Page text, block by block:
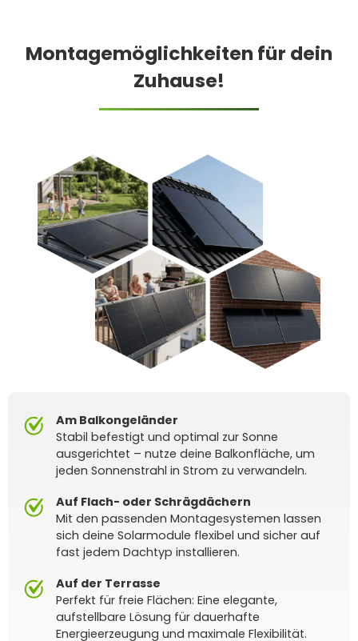
Montagemöglichkeiten für dein
Zuhause!
Am Balkongeländer
Stabil befestigt und optimal zur Sonne
ausgerichtet – nutze deine Balkonfläche, um
jeden Sonnenstrahl in Strom zu verwandeln.
Auf Flach- oder Schrägdächern
Mit den passenden Montagesystemen lassen
sich deine Solarmodule flexibel und sicher auf
fast jedem Dachtyp installieren.
Auf der Terrasse
Perfekt für freie Flächen: Eine elegante,
aufstellbare Lösung für dauerhafte
Energieerzeugung und maximale Flexibilität.